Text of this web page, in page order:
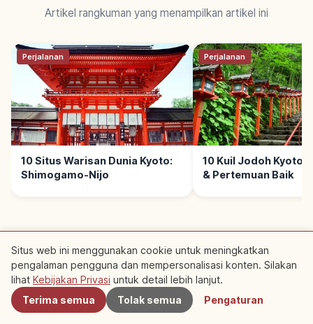
Artikel rangkuman yang menampilkan artikel ini
Perjalanan
10 Situs Warisan Dunia Kyoto:
Shimogamo-Nijo
Perjalanan
10 Kuil Jodoh Kyoto:
& Pertemuan Baik
Tempat Rekomendasi
Terdekat
Terdekat
Situs web ini menggunakan cookie untuk meningkatkan
pengalaman pengguna dan mempersonalisasi konten. Silakan
lihat Kebijakan Privasi untuk detail lebih lanjut.
Terima semua
Tolak semua Pengaturan